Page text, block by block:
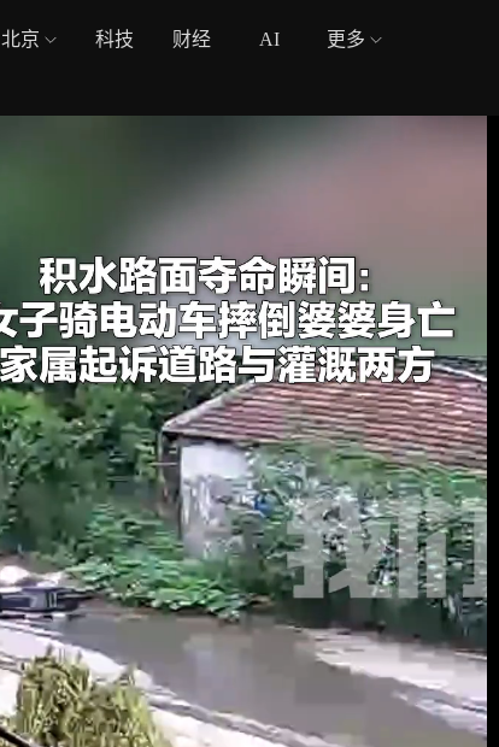
北京 科技 财经 AI 更多